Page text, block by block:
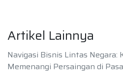
Artikel Lainnya
Navigasi Bisnis Lintas Negara:
Memenangi Persaingan di